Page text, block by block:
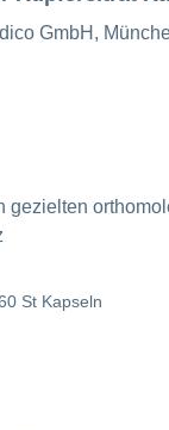
GmbH,
gezielten
St Kapseln